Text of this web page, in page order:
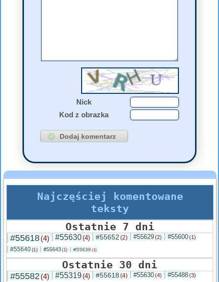
Nick
Kod z obrazka
Najczęściej komentowane
teksty
Ostatnie 7 dni
#55618(4) #55630(4) #55652 (2) #55629(2) #55600(1)
#55640(1) #55643 (1) #55639 (1)
Ostatnie 30 dni
#55582 (4) #55319(4) #55618 (4) #55630(4) #55488(3)